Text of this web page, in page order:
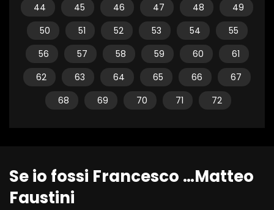
44
45 46 47 48
49
50
51 52 53 54
55
56
57 58 59 60
61
62
63 64 65 66
67
68
69 70 71 72
Se io fossi Francesco …Matteo
Faustini